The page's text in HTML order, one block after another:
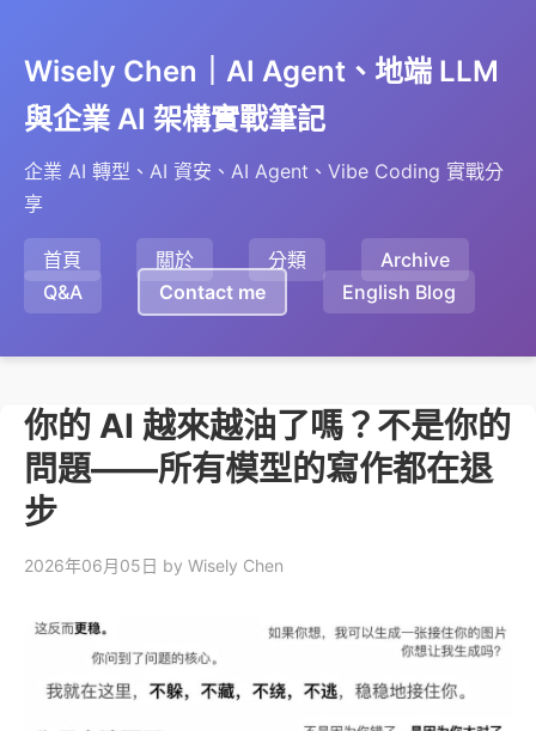
Wisely Chen｜AI Agent、地端 LLM
與企業 AI 架構實戰筆記
企業 AI 轉型、AI 資安、AI Agent、Vibe Coding 實戰分
享
首頁 關於 分類
Archive
Q&A
Contact me English Blog
你的 AI 越來越油了嗎？不是你的
問題——所有模型的寫作都在退
步
2026年06月05日 by Wisely Chen